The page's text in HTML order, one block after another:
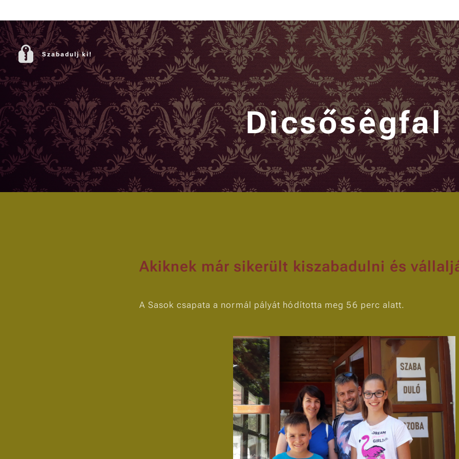
Szabadulj ki!
Dicsőségfal
Akiknek már sikerült kiszabadulni és
A Sasok csapata a normál pályát hódította meg 56 perc alatt.